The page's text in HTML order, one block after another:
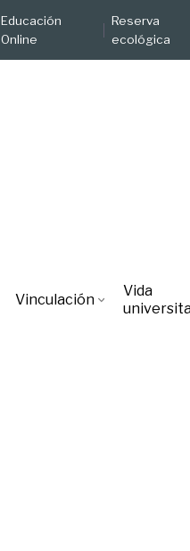
Educación
Online
Reserva
ecológica
Vinculación
Vida